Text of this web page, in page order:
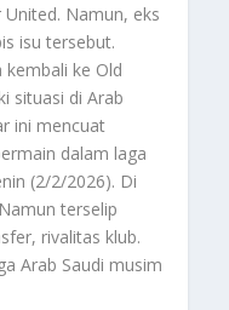
Namun, eks
isu tersebut.
kembali ke Old
situasi di Arab
ini mencuat
dalam laga
(2/2/2026). Di
terselip
rivalitas klub.
Arab Saudi musim